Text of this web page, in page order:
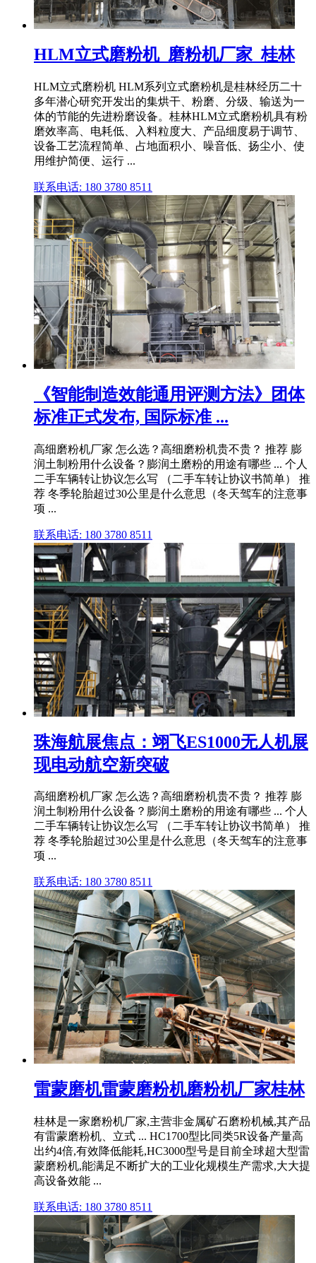
HLM立式磨粉机_磨粉机厂家_桂林
HLM立式磨粉机 HLM系列立式磨粉机是桂林经历二十
多年潜心研究开发出的集烘干、粉磨、分级、输送为一
体的节能的先进粉磨设备。桂林HLM立式磨粉机具有粉
磨效率高、电耗低、入料粒度大、产品细度易于调节、
设备工艺流程简单、占地面积小、噪音低、扬尘小、使
用维护简便、运行 ...
联系电话: 180 3780 8511
《智能制造效能通用评测方法》团体
标准正式发布, 国际标准 ...
高细磨粉机厂家 怎么选？高细磨粉机贵不贵？ 推荐 膨
润土制粉用什么设备？膨润土磨粉的用途有哪些 ... 个人
二手车辆转让协议怎么写 （二手车转让协议书简单） 推
荐 冬季轮胎超过30公里是什么意思（冬天驾车的注意事
项 ...
联系电话: 180 3780 8511
珠海航展焦点：翊飞ES1000无人机展
现电动航空新突破
高细磨粉机厂家 怎么选？高细磨粉机贵不贵？ 推荐 膨
润土制粉用什么设备？膨润土磨粉的用途有哪些 ... 个人
二手车辆转让协议怎么写 （二手车转让协议书简单） 推
荐 冬季轮胎超过30公里是什么意思（冬天驾车的注意事
项 ...
联系电话: 180 3780 8511
雷蒙磨机雷蒙磨粉机磨粉机厂家桂林
桂林是一家磨粉机厂家,主营非金属矿石磨粉机械,其产品
有雷蒙磨粉机、立式 ... HC1700型比同类5R设备产量高
出约4倍,有效降低能耗,HC3000型号是目前全球超大型雷
蒙磨粉机,能满足不断扩大的工业化规模生产需求,大大提
高设备效能 ...
联系电话: 180 3780 8511